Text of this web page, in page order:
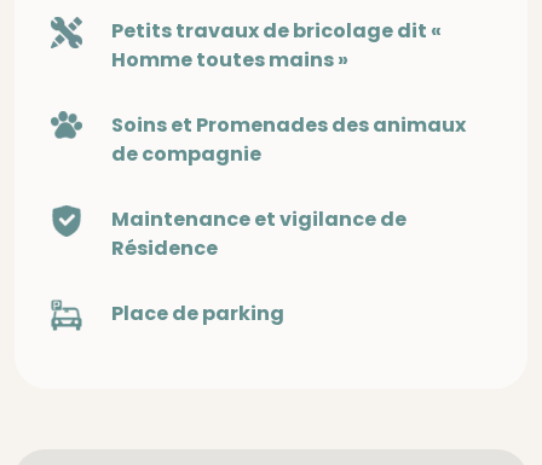
Petits travaux de bricolage dit «
Homme toutes mains »
Soins et Promenades des animaux
de compagnie
Maintenance et vigilance de
Résidence
Place de parking